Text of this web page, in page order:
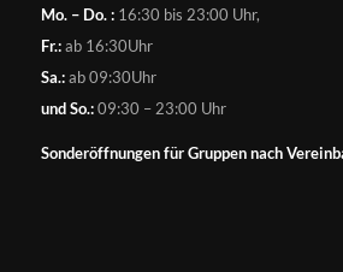
Mo. – Do. :16:30 bis 23:00 Uhr,
Fr.:ab 16:30Uhr
Sa.:ab 09:30Uhr
und So.:09:30 – 23:00 Uhr
Sonderöffnungen für Gruppen nach